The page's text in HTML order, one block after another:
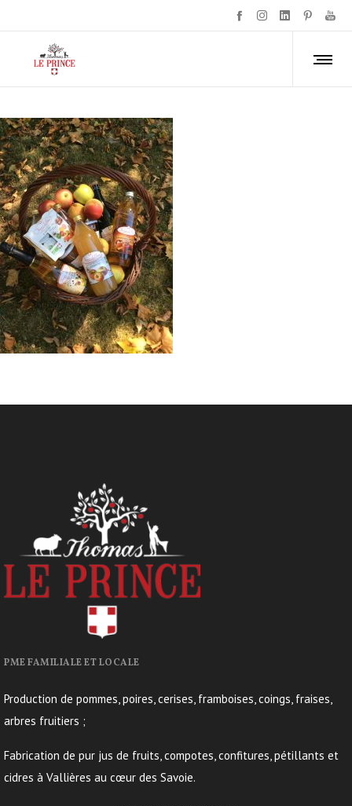
PME FAMILIALE ET LOCALE
Production de pommes, poires, cerises, framboises, coings, fraises,
arbres fruitiers ;
Fabrication de pur jus de fruits, compotes, confitures, pétillants et
cidres à Vallières au cœur des Savoie.